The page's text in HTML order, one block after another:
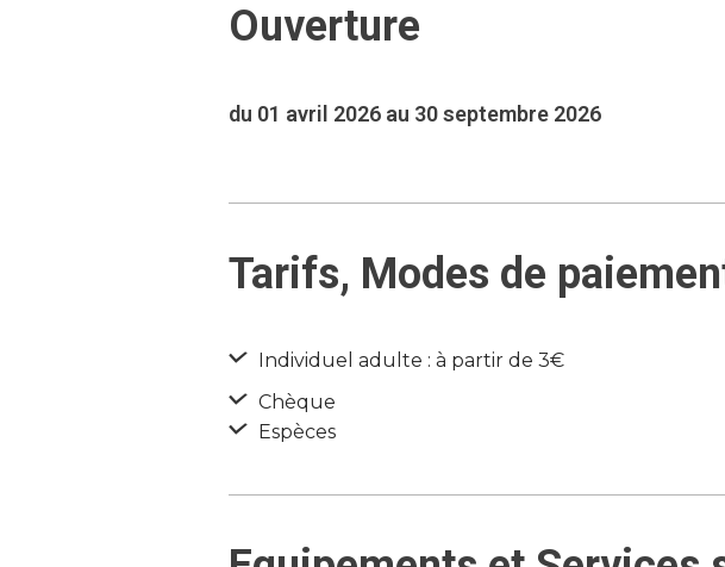
Ouverture
du 01 avril 2026 au 30 septembre 2026
Tarifs, Modes de
Individuel adulte : à partir de 3€
Chèque
Espèces